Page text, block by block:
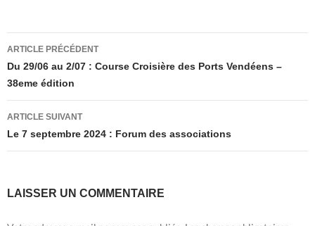
Navigation
des
articles
ARTICLE PRÉCÉDENT
Du 29/06 au 2/07 : Course Croisière des Ports Vendéens –
38eme édition
ARTICLE SUIVANT
Le 7 septembre 2024 : Forum des associations
LAISSER UN COMMENTAIRE